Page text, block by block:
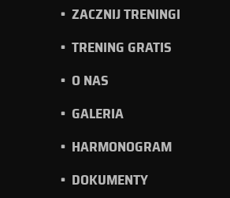
ZACZNIJ TRENINGI
TRENING GRATIS
O NAS
GALERIA
HARMONOGRAM
DOKUMENTY